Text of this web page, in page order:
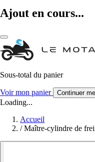
Ajout en cours...
Sous-total du panier
Voir mon panier Continuer
Loading...
Accueil
/ Maître-cylindre de